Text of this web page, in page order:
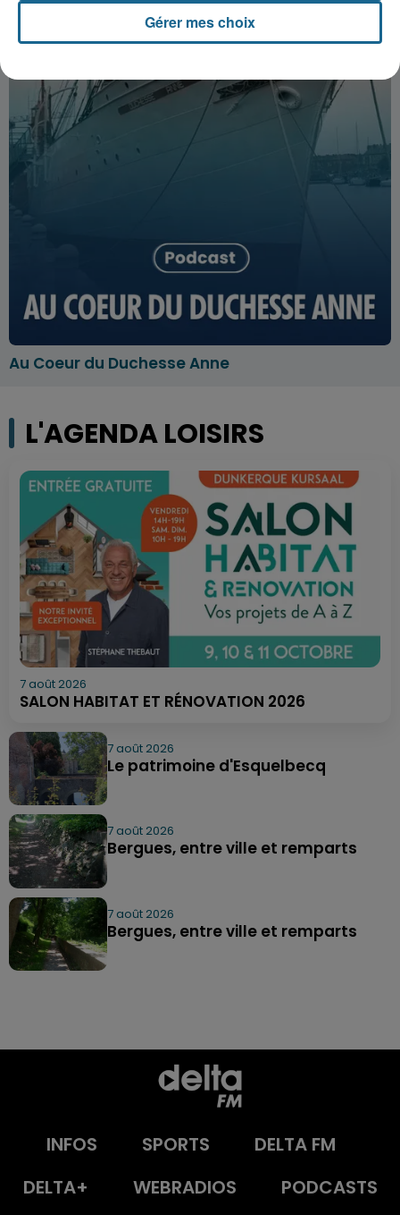
Au Coeur du Duchesse Anne
L'AGENDA LOISIRS
7 août 2026
SALON HABITAT ET RÉNOVATION 2026
7 août 2026
Le patrimoine d'Esquelbecq
7 août 2026
Bergues, entre ville et remparts
7 août 2026
Bergues, entre ville et remparts
INFOS SPORTS
DELTA FM
DELTA+
WEBRADIOS PODCASTS
Gérer mes choix